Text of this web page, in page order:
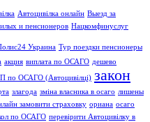
Автоцивілка онлайн Выезд за
и пенсионеров Нацкомфинуслуг
Украина Тур поездки пенсионеры
акция виплата по ОСАГО дешево
по ОСАГО (Автоцивілці) закон
злагода зміна власника в осаго лишены
замовити страховку ориана осаго
по ОСАГО перевірити Автоцивілку в